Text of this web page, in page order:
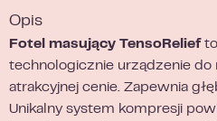
Opis
Fotel masujący TensoRelief
technologicznie urządzenie do
atrakcyjnej cenie. Zapewnia
Unikalny system kompresji